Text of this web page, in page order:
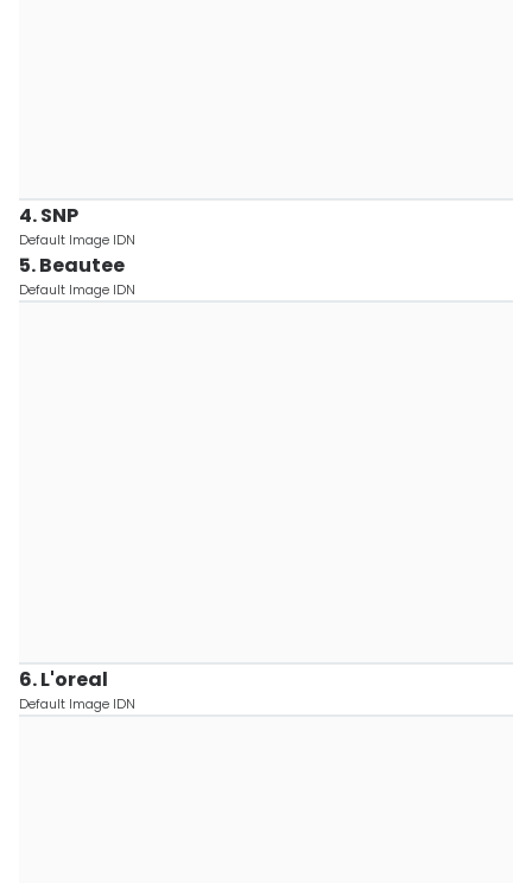
4. SNP
Default Image IDN
5. Beautee
Default Image IDN
6. L'oreal
Default Image IDN